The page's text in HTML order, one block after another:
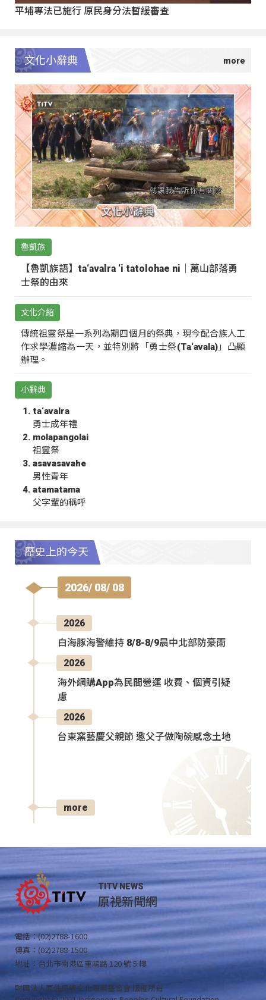
平埔專法已施行 原民身分法暫緩審查
文化小辭典
魯凱族
【魯凱族語】ta‘avalra ‘i tatolohae ni｜萬山部落勇
士祭的由來
文化介紹
傳統祖靈祭是一系列為期四個月的祭典，現今配合族人工
作求學濃縮為一天，並特別將「勇士祭(Ta‘avala)」凸顯
辦理。
小辭典
ta‘avalra
勇士成年禮
molapangolai
祖靈祭
asavasavahe
男性青年
atamatama
父字輩的稱呼
歷史上的今天
2026/ 08/ 08
2026
白海豚海警維持 8/8-8/9晨中北部防豪雨
2026
海外網購App為民間營運 收費、個資引疑
慮
2026
台東窯藝慶父親節 邀父子做陶碗感念土地
more
TITV NEWS
原視新聞網
電話：(02)2788-1600
傳真：(02)2788-1500
地址：台北市南港區重陽路 120 號 5 樓
財團法人原住民族文化事業基金會 版權所有